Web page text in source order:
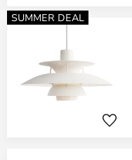
SUMMER DEAL